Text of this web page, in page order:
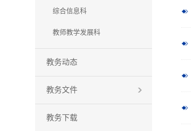
综合信息科
教师教学发展科
教务动态
教务文件
教务下载